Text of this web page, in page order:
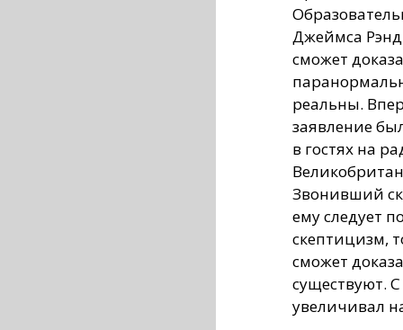
Джеймса
сможет
реальны.
заявление
в гостях на
Звонивший
ему следует
скептицизм,
сможет
существуют.
увеличивал